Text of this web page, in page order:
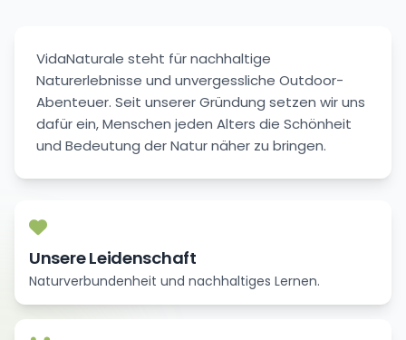
VidaNaturale steht für nachhaltige
Naturerlebnisse und unvergessliche Outdoor-
Abenteuer. Seit unserer Gründung setzen wir uns
dafür ein, Menschen jeden Alters die Schönheit
und Bedeutung der Natur näher zu bringen.
Unsere Leidenschaft
Naturverbundenheit und nachhaltiges Lernen.